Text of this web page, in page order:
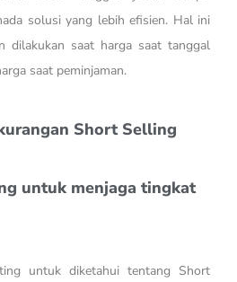
solusi yang lebih efisien. Hal ini
dilakukan saat harga saat tanggal
saat peminjaman.
Short Selling
untuk menjaga tingkat
untuk diketahui tentang Short